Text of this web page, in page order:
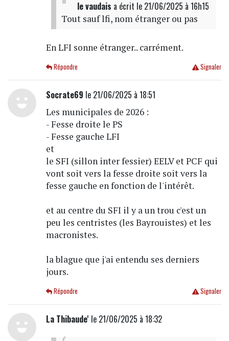
le vaudais a écrit le 21/06/2025 à 16h15
Tout sauf lfi, nom étranger ou pas
En LFI sonne étranger.. carrément.
Signaler
Répondre
Socrate69 le 21/06/2025 à 18:51
Les municipales de 2026 :
- Fesse droite le PS
- Fesse gauche LFI
et
le SFI (sillon inter fessier) EELV et PCF qui
vont soit vers la fesse droite soit vers la
fesse gauche en fonction de l'intérêt.
et au centre du SFI il y a un trou c'est un
peu les centristes (les Bayrouistes) et les
macronistes.
la blague que j'ai entendu ses derniers
jours.
Signaler
Répondre
La Thibaude' le 21/06/2025 à 18:32